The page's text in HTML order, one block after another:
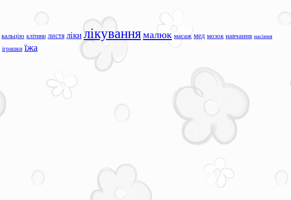
кальцію клітини листя ліки лікуваннямалюк масаж мед мозок навчання насіння
іграшки їжа